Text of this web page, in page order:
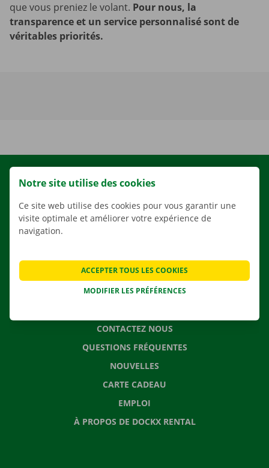
que vous preniez le volant. Pour nous, la
transparence et un service personnalisé sont de
véritables priorités.
LOCATION
NOS SERVICES
SOLUTIONS DE DÉMÉNAGEMENT
CONTACTEZ NOUS
QUESTIONS FRÉQUENTES
NOUVELLES
CARTE CADEAU
EMPLOI
À PROPOS DE DOCKX RENTAL
Notre site utilise des cookies
Ce site web utilise des cookies pour vous garantir une
visite optimale et améliorer votre expérience de
navigation.
MODIFIER LES PRÉFÉRENCES
ACCEPTER TOUS LES COOKIES